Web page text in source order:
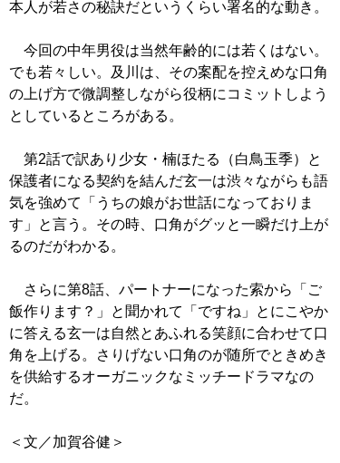
本人が若さの秘訣だというくらい署名的な動き。
今回の中年男役は当然年齢的には若くはない。
でも若々しい。及川は、その案配を控えめな口角
の上げ方で微調整しながら役柄にコミットしよう
としているところがある。
第2話で訳あり少女・楠ほたる（白鳥玉季）と
保護者になる契約を結んだ玄一は渋々ながらも語
気を強めて「うちの娘がお世話になっておりま
す」と言う。その時、口角がグッと一瞬だけ上が
るのだがわかる。
さらに第8話、パートナーになった索から「ご
飯作ります？」と聞かれて「ですね」とにこやか
に答える玄一は自然とあふれる笑顔に合わせて口
角を上げる。さりげない口角のが随所でときめき
を供給するオーガニックなミッチードラマなの
だ。
＜文／加賀谷健＞